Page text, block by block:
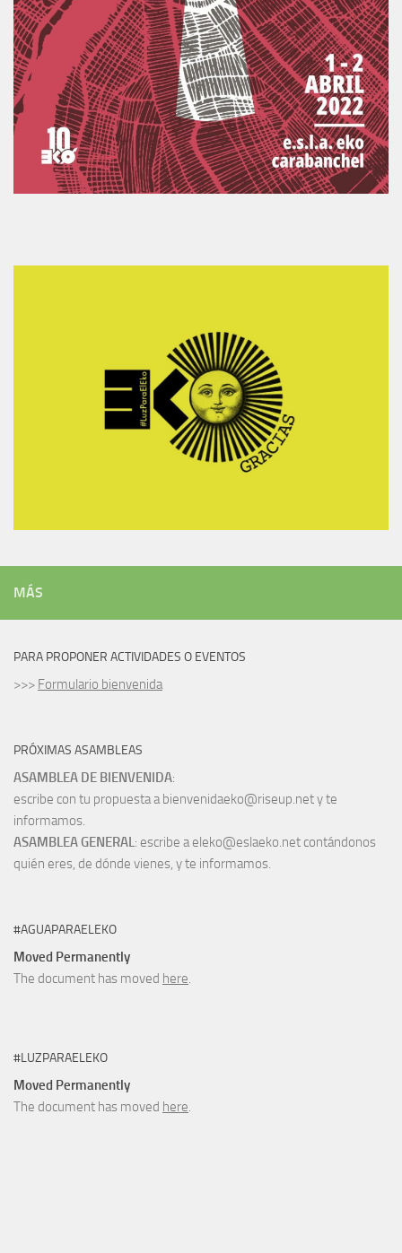
MÁS
PARA PROPONER ACTIVIDADES O EVENTOS
>>> Formulario bienvenida
PRÓXIMAS ASAMBLEAS
ASAMBLEA DE BIENVENIDA:
escribe con tu propuesta a bienvenidaeko@riseup.net y te
informamos.
ASAMBLEA GENERAL: escribe a eleko@eslaeko.net contándonos
quién eres, de dónde vienes, y te informamos.
#AGUAPARAELEKO
Moved Permanently
The document has moved here.
#LUZPARAELEKO
Moved Permanently
The document has moved here.